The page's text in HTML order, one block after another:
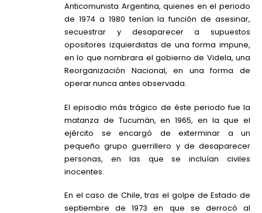
Anticomunista Argentina, quienes en el periodo
de 1974 a 1980 tenían la función de asesinar,
secuestrar y desaparecer a supuestos
opositores izquierdistas de una forma impune,
en lo que nombrara el gobierno de Videla, una
Reorganización Nacional, en una forma de
operar nunca antes observada.
El episodio más trágico de éste periodo fue la
matanza de Tucumán, en 1965, en la que el
ejército se encargó de exterminar a un
pequeño grupo guerrillero y de desaparecer
personas, en las que se incluían civiles
inocentes.
En el caso de Chile, tras el golpe de Estado de
septiembre de 1973 en que se derrocó al